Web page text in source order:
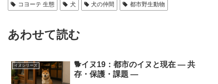
コヨーテ 生態
犬 犬の仲間 都市野生動物
あわせて読む
イヌシリーズ
🐕イヌ19：都市のイヌと現在 ― 共
存・保護・課題 ―